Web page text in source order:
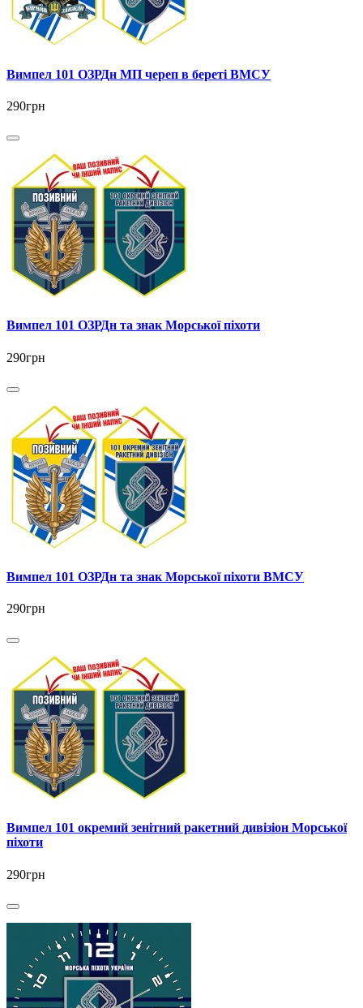
Вимпел 101 ОЗРДн МП череп в береті ВМСУ
290грн
Вимпел 101 ОЗРДн та знак Морської піхоти
290грн
Вимпел 101 ОЗРДн та знак Морської піхоти ВМСУ
290грн
Вимпел 101 окремий зенітний ракетний дивізіон Морської
піхоти
290грн